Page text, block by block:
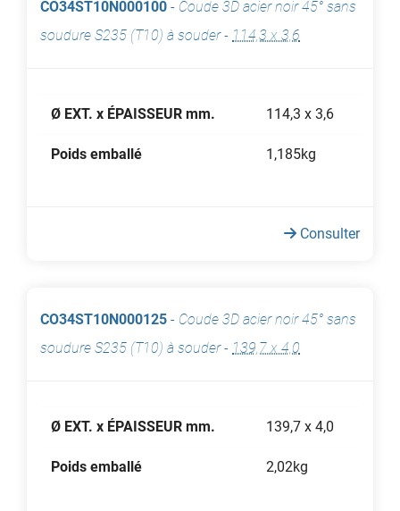
CO34ST10N000100 - Coude 3D acier noir 45° sans
soudure S235 (T10) à souder- 114,3 x 3,6
Ø EXT. x ÉPAISSEUR mm. 114,3 x 3,6
Poids emballé 1,185kg
Consulter
CO34ST10N000125 - Coude 3D acier noir 45° sans
soudure S235 (T10) à souder- 139,7 x 4,0
Ø EXT. x ÉPAISSEUR mm. 139,7 x 4,0
Poids emballé 2,02kg